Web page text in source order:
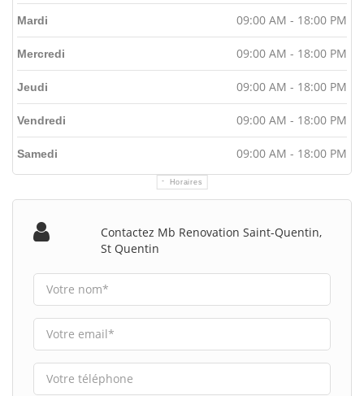
Horaires
Mardi 09:00 AM - 18:00 PM
Mercredi 09:00 AM - 18:00 PM
Jeudi 09:00 AM - 18:00 PM
Vendredi 09:00 AM - 18:00 PM
Samedi 09:00 AM - 18:00 PM
Contactez Mb Renovation Saint-Quentin,
St Quentin